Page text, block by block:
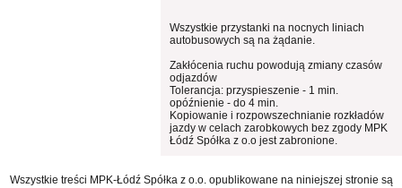
Wszystkie przystanki na nocnych liniach
autobusowych są na żądanie.
Zakłócenia ruchu powodują zmiany czasów
odjazdów
Tolerancja: przyspieszenie - 1 min.
opóźnienie - do 4 min.
Kopiowanie i rozpowszechnianie rozkładów
jazdy w celach zarobkowych bez zgody MPK
Łódź Spółka z o.o jest zabronione.
Wszystkie treści MPK-Łódź Spółka z o.o. opublikowane na niniejszej stronie są